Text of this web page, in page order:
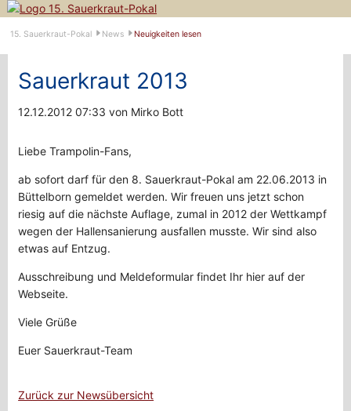
15. Sauerkraut-Pokal News Neuigkeiten lesen
Sauerkraut 2013
12.12.2012 07:33 von Mirko Bott
Liebe Trampolin-Fans,
ab sofort darf für den 8. Sauerkraut-Pokal am 22.06.2013 in
Büttelborn gemeldet werden. Wir freuen uns jetzt schon
riesig auf die nächste Auflage, zumal in 2012 der Wettkampf
wegen der Hallensanierung ausfallen musste. Wir sind also
etwas auf Entzug.
Ausschreibung und Meldeformular findet Ihr hier auf der
Webseite.
Viele Grüße
Euer Sauerkraut-Team
Zurück zur Newsübersicht